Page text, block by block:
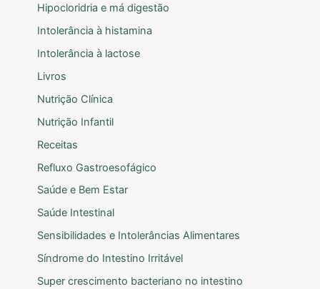
Hipocloridria e má digestão
Intolerância à histamina
Intolerância à lactose
Livros
Nutrição Clínica
Nutrição Infantil
Receitas
Refluxo Gastroesofágico
Saúde e Bem Estar
Saúde Intestinal
Sensibilidades e Intolerâncias Alimentares
Síndrome do Intestino Irritável
Super crescimento bacteriano no intestino